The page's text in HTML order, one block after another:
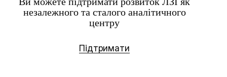
незалежного та сталого аналітичного
центру
Підтримати